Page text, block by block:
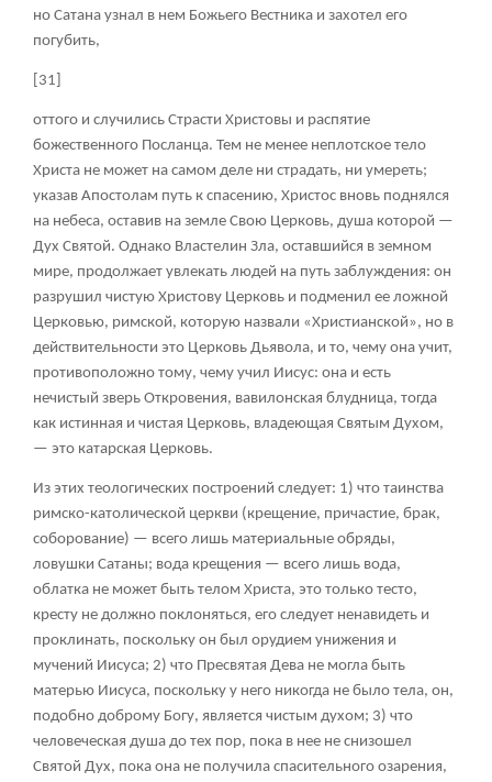
но Сатана узнал в нем Божьего Вестника и захотел его
погубить,
[31]
оттого и случились Страсти Христовы и распятие
божественного Посланца. Тем не менее неплотское тело
Христа не может на самом деле ни страдать, ни умереть;
указав Апостолам путь к спасению, Христос вновь поднялся
на небеса, оставив на земле Свою Церковь, душа которой —
Дух Святой. Однако Властелин Зла, оставшийся в земном
мире, продолжает увлекать людей на путь заблуждения: он
разрушил чистую Христову Церковь и подменил ее ложной
Церковью, римской, которую назвали «Христианской», но в
действительности это Церковь Дьявола, и то, чему она учит,
противоположно тому, чему учил Иисус: она и есть
нечистый зверь Откровения, вавилонская блудница, тогда
как истинная и чистая Церковь, владеющая Святым Духом,
— это катарская Церковь.
Из этих теологических построений следует: 1) что таинства
римско-католической церкви (крещение, причастие, брак,
соборование) — всего лишь материальные обряды,
ловушки Сатаны; вода крещения — всего лишь вода,
облатка не может быть телом Христа, это только тесто,
кресту не должно поклоняться, его следует ненавидеть и
проклинать, поскольку он был орудием унижения и
мучений Иисуса; 2) что Пресвятая Дева не могла быть
матерью Иисуса, поскольку у него никогда не было тела, он,
подобно доброму Богу, является чистым духом; 3) что
человеческая душа до тех пор, пока в нее не снизошел
Святой Дух, пока она не получила спасительного озарения,